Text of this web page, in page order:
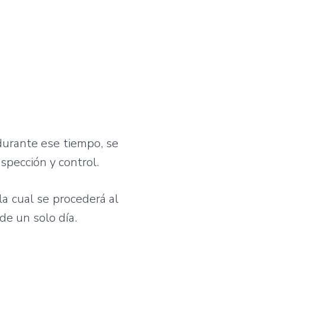
ese tiempo, se
y control.
cual se procederá al
un solo día.